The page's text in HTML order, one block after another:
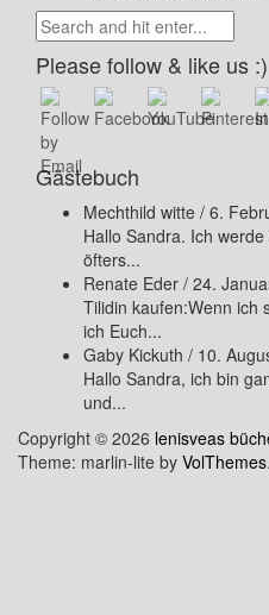
Please follow & like us :)
Gästebuch
Mechthild witte / 6.
Hallo Sandra. Ich
öfters...
Renate Eder / 24.
Tilidin kaufen:Wenn ich
ich Euch...
Gaby Kickuth / 10.
Hallo Sandra, ich bin
und...
Copyright © 2026 lenisveas
Theme: marlin-lite by VolThemes